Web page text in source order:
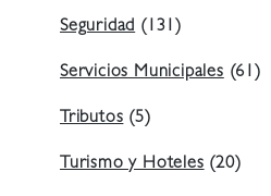
Seguridad (131)
Servicios Municipales (61)
Tributos (5)
Turismo y Hoteles (20)